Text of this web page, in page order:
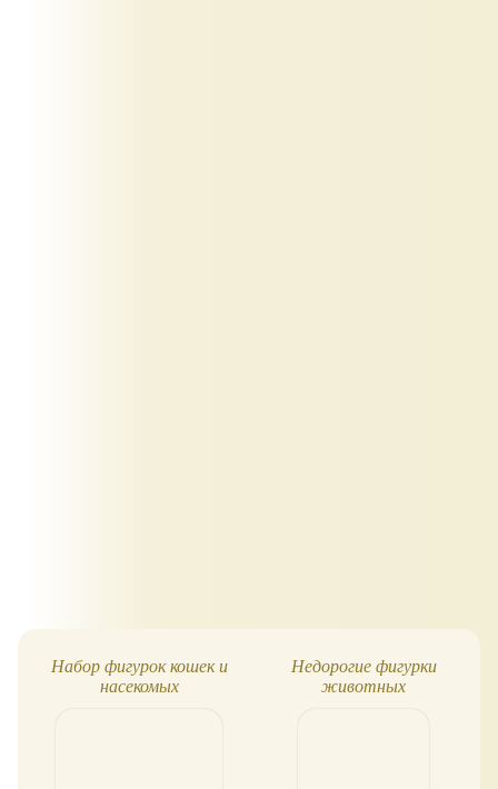
Набор фигурок кошек и
насекомых
Недорогие фигурки
животных